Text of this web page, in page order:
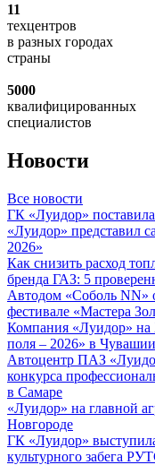
11
техцентров
в разных городах
страны
5000
квалифицированных
специалистов
Новости
Все новости
ГК «Луидор»
«Луидор» представил
2026»
Как снизить расход
бренда ГАЗ: 5
Автодом «Соболь NN»
фестивале «Мастера
Компания «Луидор» на
поля – 2026» в Чувашии
Автоцентр ПАЗ
конкурса
в Самаре
«Луидор» на главной
Новгороде
ГК «Луидор»
культурного забега